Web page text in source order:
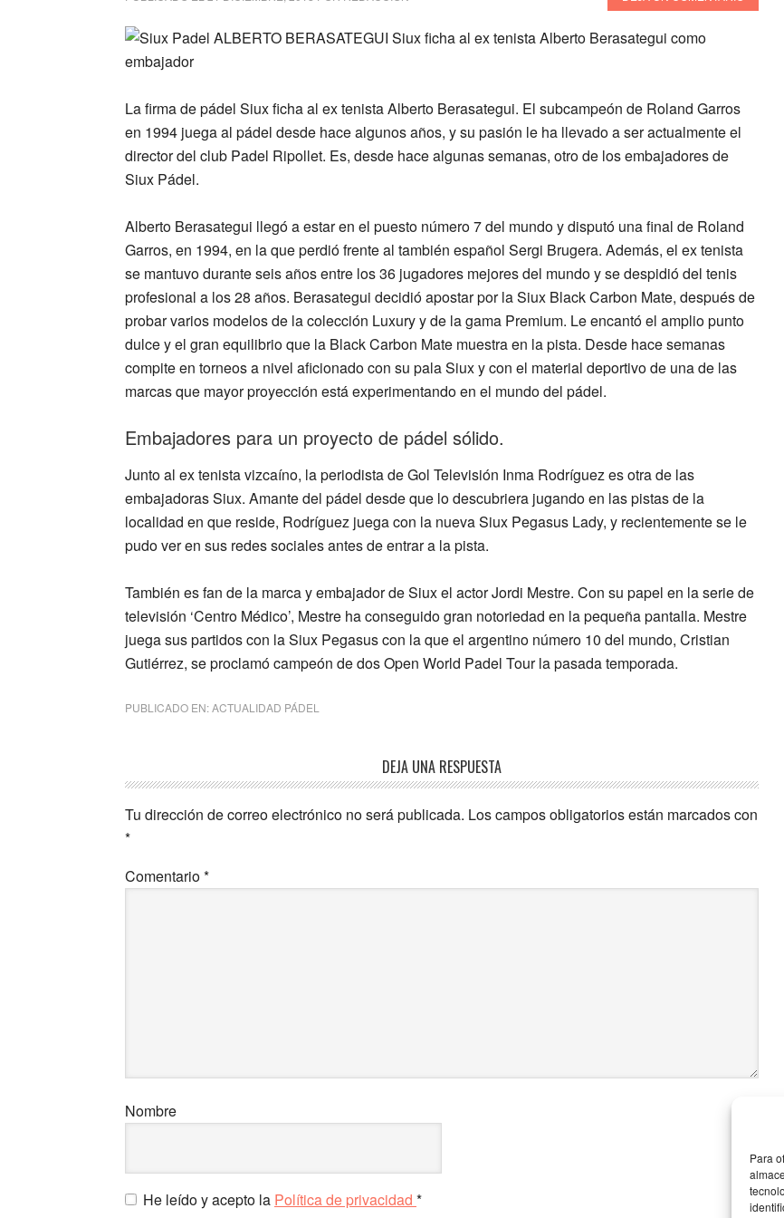
Para
La firma de pádel Siux ficha al ex tenista Alberto Berasategui. El subcampeón de Roland Garros
en 1994 juega al pádel desde hace algunos años, y su pasión le ha llevado a ser actualmente el
director del club Padel Ripollet. Es, desde hace algunas semanas, otro de los embajadores de
Siux Pádel.
Alberto Berasategui llegó a estar en el puesto número 7 del mundo y disputó una final de Roland
Garros, en 1994, en la que perdió frente al también español Sergi Brugera. Además, el ex tenista
se mantuvo durante seis años entre los 36 jugadores mejores del mundo y se despidió del tenis
profesional a los 28 años. Berasategui decidió apostar por laSiux Black Carbon Mate, después de
probar varios modelos de la colección Luxury y de la gama Premium. Le encantó el amplio punto
dulce y el gran equilibrio que la Black Carbon Mate muestra en la pista. Desde hace semanas
compite en torneos a nivel aficionado con su pala Siux y con el material deportivo de una de las
marcas que mayor proyección está experimentando en el mundo del pádel.
Embajadores para un proyecto de pádel sólido.
Junto al ex tenista vizcaíno, la periodista de Gol Televisión Inma Rodríguezes otra de las
embajadoras Siux. Amante del pádel desde que lo descubriera jugando en las pistas de la
localidad en que reside, Rodríguez juega con la nuevaSiux Pegasus Lady, y recientemente se le
pudo ver en sus redes sociales antes de entrar a la pista.
También es fan de la marca y embajador de Siux el actorJordi Mestre. Con su papel en la serie de
televisión ‘Centro Médico’, Mestre ha conseguido gran notoriedad en la pequeña pantalla. Mestre
juega sus partidos con laSiux Pegasuscon la que el argentino número 10 del mundo, Cristian
Gutiérrez, se proclamó campeón de dos Open World Padel Tour la pasada temporada.
PUBLICADO EN:ACTUALIDAD PÁDEL
con
los
lectores
DEJA UNA RESPUESTA
Tu dirección de correo electrónico no será publicada. Los campos obligatorios están marcados con
*
Comentario*
Nombre
He leído y acepto la Política de privacidad *